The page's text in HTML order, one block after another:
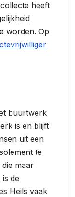
heeft
worden. Op
buurtwerk
is en blijft
uit een
te
maar
de
Heils vaak